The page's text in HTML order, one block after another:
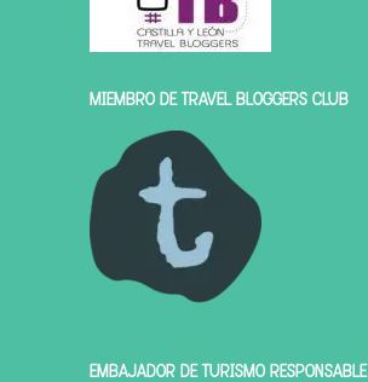
MIEMBRO DE TRAVEL BLOGGERS CLUB
EMBAJADOR DE TURISMO RESPONSABLE